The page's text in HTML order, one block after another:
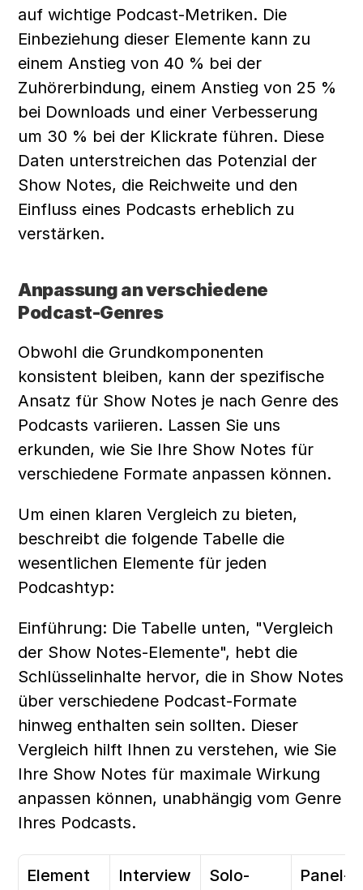
auf wichtige Podcast-Metriken. Die
Einbeziehung dieser Elemente kann zu
einem Anstieg von 40 % bei der
Zuhörerbindung, einem Anstieg von 25 %
bei Downloads und einer Verbesserung
um 30 % bei der Klickrate führen. Diese
Daten unterstreichen das Potenzial der
Show Notes, die Reichweite und den
Einfluss eines Podcasts erheblich zu
verstärken.
Anpassung an verschiedene
Podcast-Genres
Obwohl die Grundkomponenten
konsistent bleiben, kann der spezifische
Ansatz für Show Notes je nach Genre des
Podcasts variieren. Lassen Sie uns
erkunden, wie Sie Ihre Show Notes für
verschiedene Formate anpassen können.
Um einen klaren Vergleich zu bieten,
beschreibt die folgende Tabelle die
wesentlichen Elemente für jeden
Podcashtyp:
Einführung: Die Tabelle unten, "Vergleich
der Show Notes-Elemente", hebt die
Schlüsselinhalte hervor, die in Show Notes
über verschiedene Podcast-Formate
hinweg enthalten sein sollten. Dieser
Vergleich hilft Ihnen zu verstehen, wie Sie
Ihre Show Notes für maximale Wirkung
anpassen können, unabhängig vom Genre
Ihres Podcasts.
Element Interview Solo- Panel-